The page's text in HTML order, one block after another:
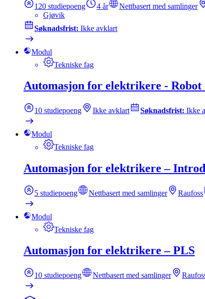
120 studiepoeng 4 år
Nettbasert med samlinger
Gjøvik
Søknadsfrist:Ikke avklart
Modul
Tekniske fag
Automasjon for elektrikere - Robot
10 studiepoeng Ikke avklart Søknadsfrist:Ikke
Modul
Tekniske fag
Automasjon for elektrikere –
5 studiepoeng Nettbasert med samlinger Raufoss
Modul
Tekniske fag
Automasjon for elektrikere – PLS
10 studiepoeng Nettbasert med samlinger